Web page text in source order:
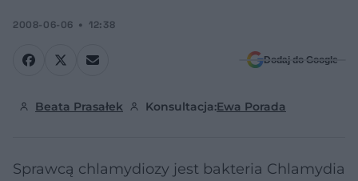
2008-06-06 12:38
Dodaj do Google
Beata Prasałek Konsultacja:Ewa Porada
Sprawcą chlamydiozy jest bakteria Chlamydia